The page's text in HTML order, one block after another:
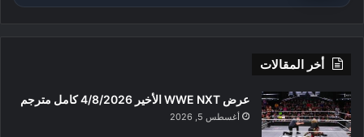
أخر المقالات
عرض WWE NXT الأخير 4/8/2026 كامل مترجم
أغسطس 5, 2026